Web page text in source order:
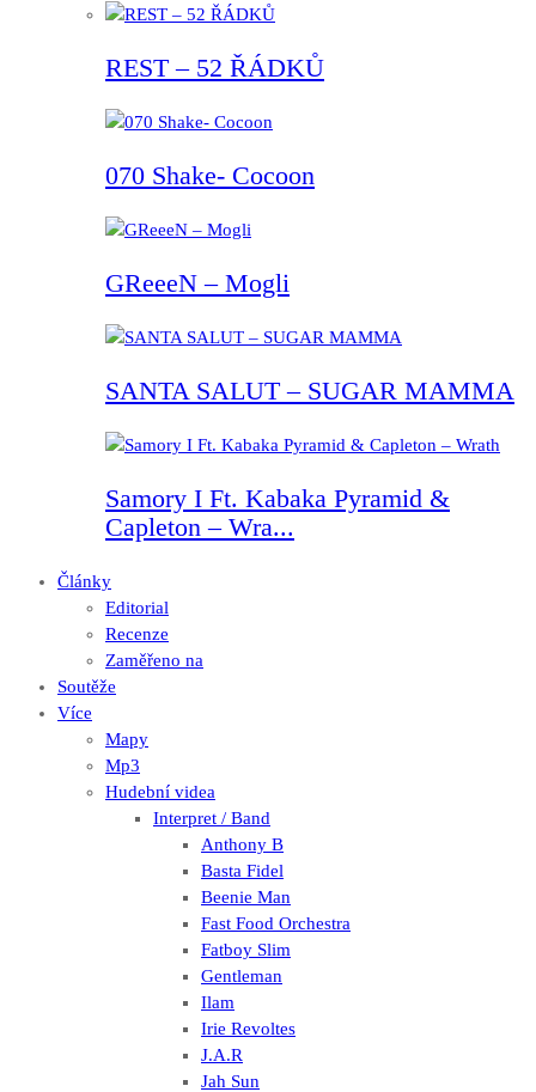
REST – 52 ŘÁDKŮ
070 Shake- Cocoon
GReeeN – Mogli
SANTA SALUT – SUGAR MAMMA
Samory I Ft. Kabaka Pyramid &
Capleton – Wra...
Články
Editorial
Recenze
Zaměřeno na
Soutěže
Více
Mapy
Mp3
Hudební videa
Interpret / Band
Anthony B
Basta Fidel
Beenie Man
Fast Food Orchestra
Fatboy Slim
Gentleman
Ilam
Irie Revoltes
J.A.R
Jah Sun